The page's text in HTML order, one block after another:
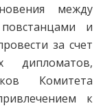
между
и
за счет
дипломатов,
Комитета
к